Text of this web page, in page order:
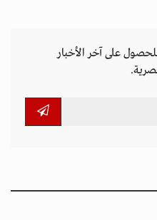
على آخر الأخبار